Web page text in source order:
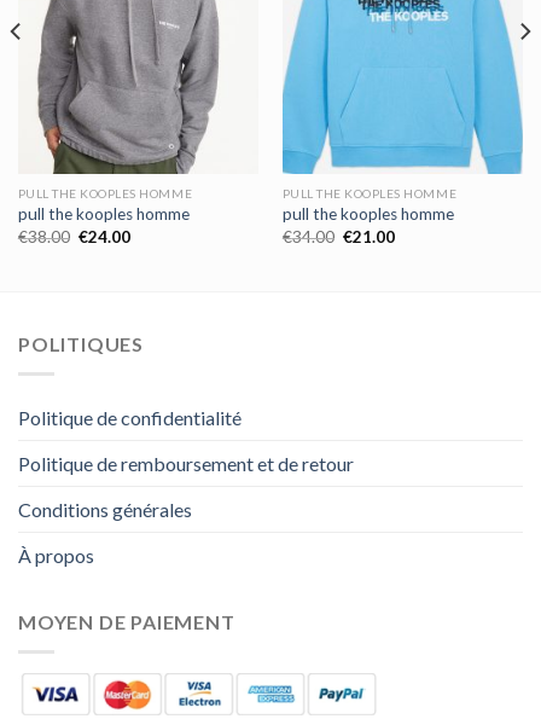
PULL THE KOOPLES HOMME
pull the kooples homme
€38.00 €24.00
PULL THE KOOPLES HOMME
pull the kooples homme
€34.00 €21.00
POLITIQUES
Politique de confidentialité
Politique de remboursement et de retour
Conditions générales
À propos
MOYEN DE PAIEMENT